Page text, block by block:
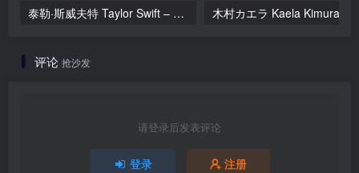
泰勒·斯威夫特 Taylor Swift – THE TORTURED POETS DEPARTMENT: THE ANTHOLOGY[E] 2024 [24Bit/48kH] [Hi-Res Flac 1.44GB]
评论 抢沙发
请登录后发表评论
登录 注册